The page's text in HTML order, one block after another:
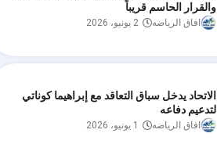
والقرار الحاسم قريباً
افاق الرياضه 2 يونيو، 2026
الاتحاد يدخل سباق التعاقد مع إبراهيما كوناتي
لتدعيم دفاعه
افاق الرياضه 1 يونيو، 2026